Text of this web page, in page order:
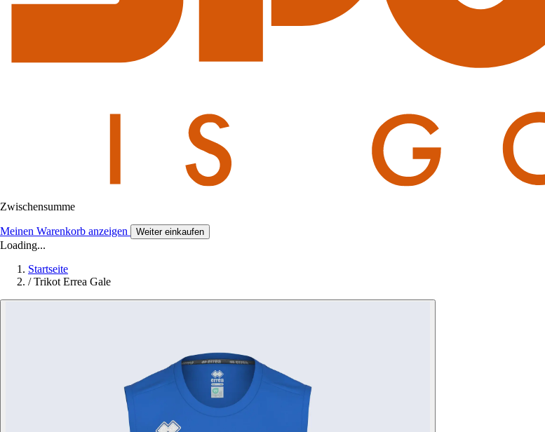
Zwischensumme
Meinen Warenkorb anzeigen Weiter einkaufen
Loading...
Startseite
/ Trikot Errea Gale